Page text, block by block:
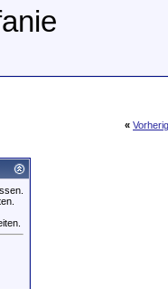
«